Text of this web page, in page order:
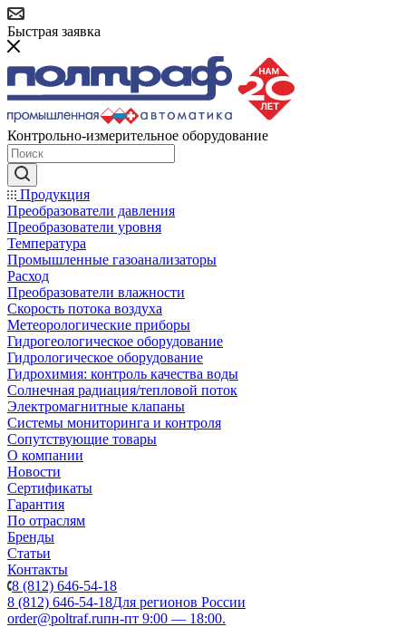
Быстрая заявка
Контрольно-измерительное оборудование
Продукция
Преобразователи давления
Преобразователи уровня
Температура
Промышленные газоанализаторы
Расход
Преобразователи влажности
Скорость потока воздуха
Метеорологические приборы
Гидрогеологическое оборудование
Гидрологическое оборудование
Гидрохимия: контроль качества воды
Солнечная радиация/тепловой поток
Электромагнитные клапаны
Системы мониторинга и контроля
Сопутствующие товары
О компании
Новости
Сертификаты
Гарантия
По отраслям
Бренды
Статьи
Контакты
8 (812) 646-54-18
8 (812) 646-54-18Для регионов России
order@poltraf.ruпн-пт 9:00 — 18:00.